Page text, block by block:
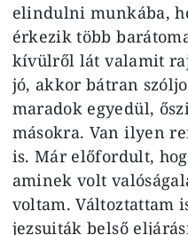
elindulni munkába,
érkezik több
kívülről lát valamit
jó, akkor bátran
maradok egyedül,
másokra. Van ilyen
is. Már előfordult,
aminek volt
voltam. Változtattam
jezsuiták belső